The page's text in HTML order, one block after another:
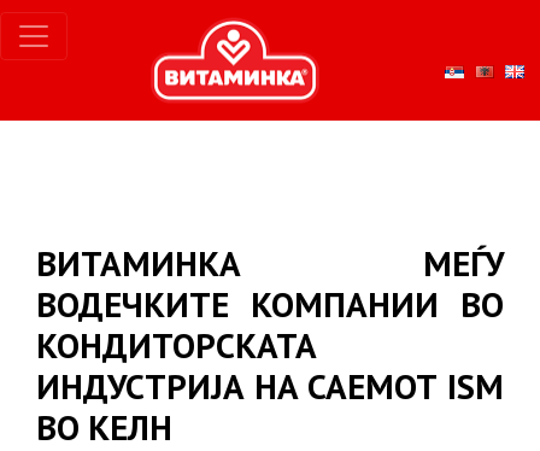
ВИТАМИНКА МЕЃУ
ВОДЕЧКИТЕ КОМПАНИИ ВО
КОНДИТОРСКАТА
ИНДУСТРИЈА НА САЕМОТ ISM
ВО КЕЛН